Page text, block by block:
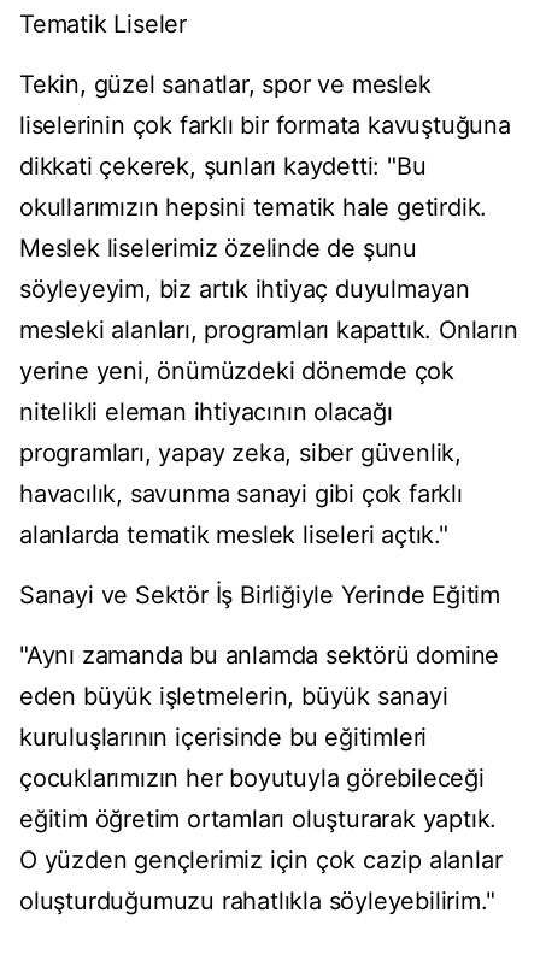
Tematik Liseler
Tekin, güzel sanatlar, spor ve meslek
liselerinin çok farklı bir formata kavuştuğuna
dikkati çekerek, şunları kaydetti: "Bu
okullarımızın hepsini tematik hale getirdik.
Meslek liselerimiz özelinde de şunu
söyleyeyim, biz artık ihtiyaç duyulmayan
mesleki alanları, programları kapattık. Onların
yerine yeni, önümüzdeki dönemde çok
nitelikli eleman ihtiyacının olacağı
programları, yapay zeka, siber güvenlik,
havacılık, savunma sanayi gibi çok farklı
alanlarda tematik meslek liseleri açtık."
Sanayi ve Sektör İş Birliğiyle Yerinde Eğitim
"Aynı zamanda bu anlamda sektörü domine
eden büyük işletmelerin, büyük sanayi
kuruluşlarının içerisinde bu eğitimleri
çocuklarımızın her boyutuyla görebileceği
eğitim öğretim ortamları oluşturarak yaptık.
O yüzden gençlerimiz için çok cazip alanlar
oluşturduğumuzu rahatlıkla söyleyebilirim."